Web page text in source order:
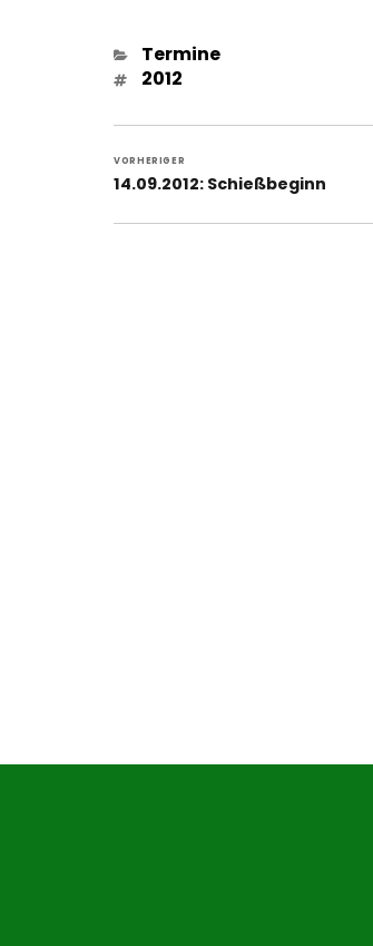
Kategorien
Termine
Schlagwörter
2012
VORHERIGER
Vorheriger
14.09.2012: Schießbeginn